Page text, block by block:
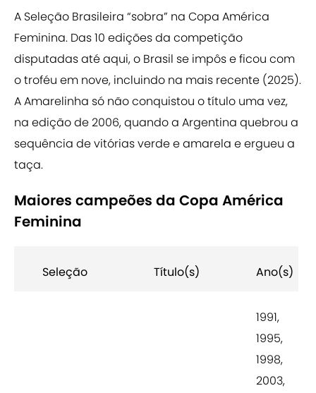
A Seleção Brasileira “sobra” na Copa América
Feminina. Das 10 edições da competição
disputadas até aqui, o Brasil se impôs e ficou com
o troféu em nove, incluindo na mais recente (2025).
A Amarelinha só não conquistou o título uma vez,
na edição de 2006, quando a Argentina quebrou a
sequência de vitórias verde e amarela e ergueu a
taça.
Maiores campeões da Copa América
Feminina
Seleção Título(s) Ano(s)
1991,
1995,
1998,
2003,